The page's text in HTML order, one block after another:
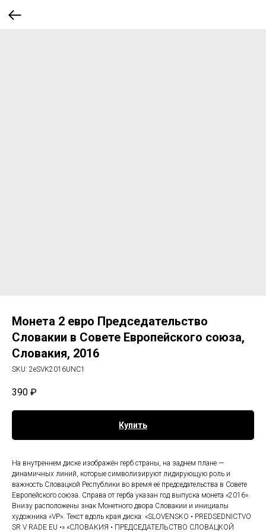
Монета 2 евро Председательство
Словакии в Совете Европейского союза,
Словакия, 2016
SKU: 2eSVK2016UNC1
390 ₽
Купить
На внутреннем диске изображён герб страны, на заднем плане —
динамичных линий, которые символизируют лидирующую роль и
важность Словацкой Республики во время её председательства в Совете
Европейского союза. Справа от герба указан год выпуска монета «2016».
Внизу расположены знак Монетного двора Словакии и инициалы
художника «VP». Текст вдоль края диска: «SLOVENSKO • PREDSEDNICTVO
SR V RADE EU •» «СЛОВАКИЯ • ПРЕДСЕДАТЕЛЬСТВО СЛОВАЦКОЙ